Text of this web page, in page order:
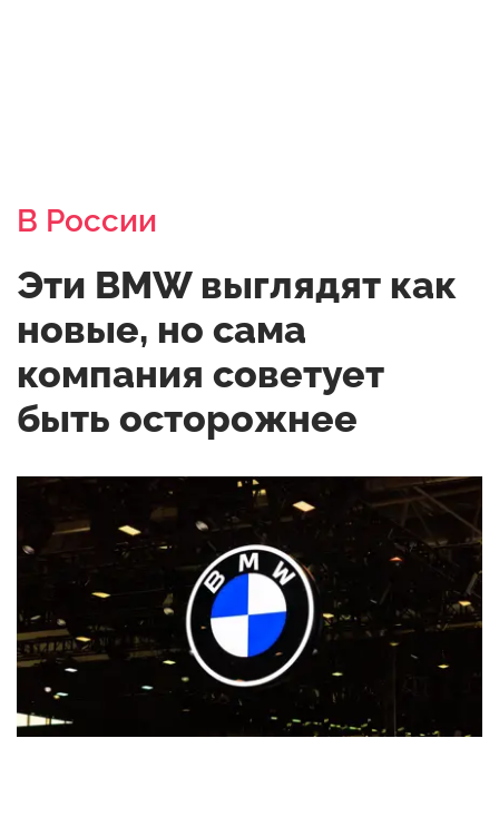
В России
Эти BMW выглядят как
новые, но сама
компания советует
быть осторожнее